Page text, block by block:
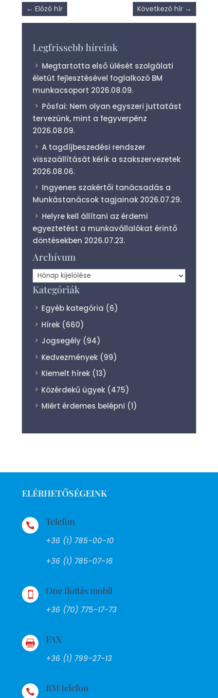
← Előző hír Következő hír →
Legfrissebb híreink
Megtartotta első ülését szolgálati
életút fejlesztésével foglalkozó BM
munkacsoport 2026.08.09.
Pósfai: Nem olyan egyszeri juttatást
tervezünk, mint a fegyverpénz
2026.08.09.
A tagdíjbeszedési rendszer
visszaállítását kérik a szakszervezetek
2026.08.06.
Ingyenes szakértői tanácsadás a
Munkástanácsok tagjainak 2026.07.29.
Helyre kell állítani az érdemi
egyeztetést a munkavállalókat érintő
döntésekben 2026.07.23.
Archívum
Archívum
Kategóriák
Egyéb kategória (6)
Hírek (660)
Jogsegély (94)
Kedvezmények (99)
Kiemelt hírek (13)
Közérdekű ügyek (475)
Miért érdemes belépni (1)
ELÉRHETŐSÉGEINK
 Telefon
+36 (1) 785-00-10
+36 (1) 785-07-16
 One flottás mobil
+36 (70) 775-17-73
 FAX
+36 (1) 799-27-13
 BM telefon